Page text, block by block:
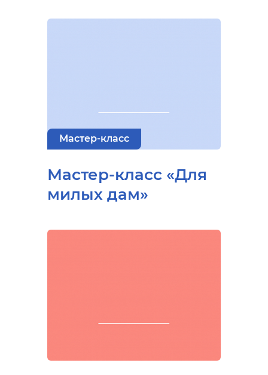
Мастер-класс
Мастер-класс «Для
милых дам»